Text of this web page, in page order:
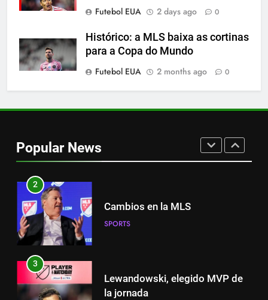
Futebol EUA
2 days ago 0
Histórico: a MLS baixa as cortinas
para a Copa do Mundo
Futebol EUA
2 months ago 0
Popular News
A incrível raiva de Messi com os
torcedores do Inter Miami
SPORTS
2
Cambios en la MLS
SPORTS
3
Lewandowski, elegido MVP de
la jornada